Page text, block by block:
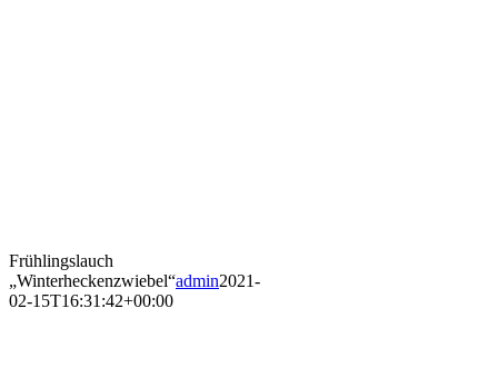
Frühlingslauch
„Winterheckenzwiebel“admin2021-
02-15T16:31:42+00:00